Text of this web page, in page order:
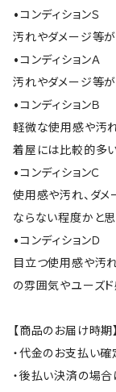
•コンディションＳ
汚れやダメージ等
•コンディションＡ
汚れやダメージ等が
•コンディションＢ
軽微な使用感や汚
着屋には比較的多
•コンディションＣ
使用感や汚れ、ダ
ならない程度かと思
•コンディションＤ
目立つ使用感や汚
の雰囲気やユーズ
【商品のお届け時期】
・代金のお支払い確
・後払い決済の場